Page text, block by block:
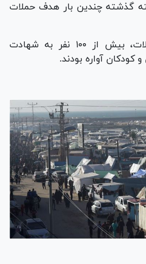
گذشته چندین بار هدف حملات
در یکی از مرگبارترین حملات، بیش از ۱۰۰ نفر به شهادت
کودکان آواره بودند.